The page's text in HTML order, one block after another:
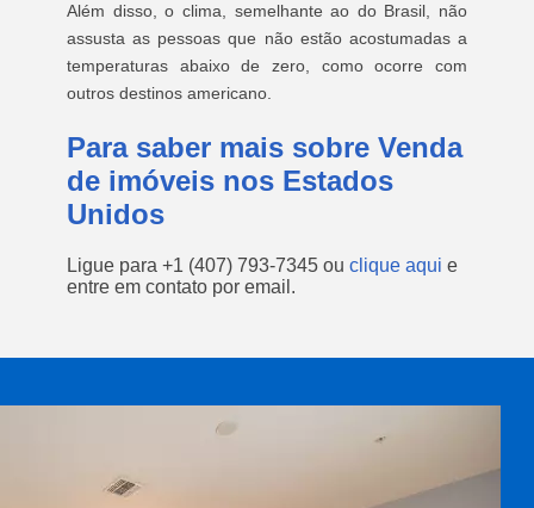
Além disso, o clima, semelhante ao do Brasil, não
assusta as pessoas que não estão acostumadas a
temperaturas abaixo de zero, como ocorre com
outros destinos americano.
Para saber mais sobre Venda
de imóveis nos Estados
Unidos
Ligue para +1 (407) 793-7345 ou clique aqui e
entre em contato por email.